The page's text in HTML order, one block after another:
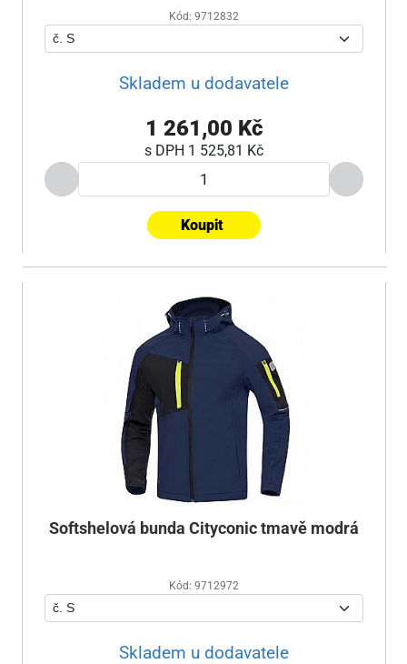
Kód: 9712832
Skladem u dodavatele
1 261,00 Kč
s DPH 1 525,81 Kč
Koupit
Softshelová bunda Cityconic tmavě modrá
Kód: 9712972
Skladem u dodavatele